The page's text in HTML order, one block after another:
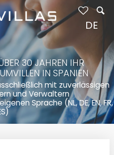
30 JAHREN IHR
IN SPANIEN
mit zuverlässigen
und Verwaltern
Sprache (NL, DE, EN, FR,
DE